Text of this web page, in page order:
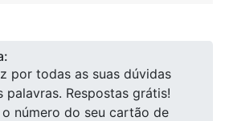
por todas as suas dúvidas
palavras. Respostas grátis!
número do seu cartão de